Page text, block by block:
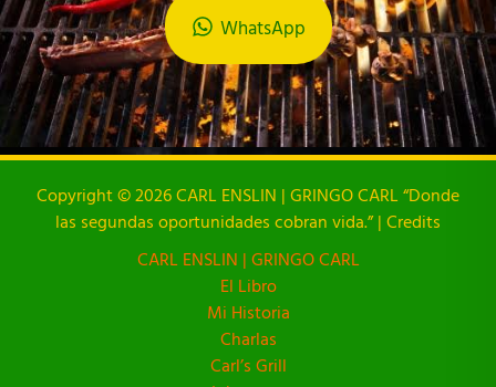
WhatsApp
Copyright © 2026 CARL ENSLIN | GRINGO CARL “Donde
las segundas oportunidades cobran vida.” | Credits
CARL ENSLIN | GRINGO CARL
El Libro
Mi Historia
Charlas
Carl’s Grill